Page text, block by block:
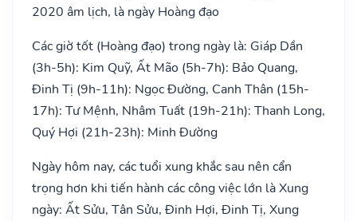
2020 âm lịch, là ngày Hoàng đạo
Các giờ tốt (Hoàng đạo) trong ngày là: Giáp Dần
(3h-5h): Kim Quỹ, Ất Mão (5h-7h): Bảo Quang,
Đinh Tị (9h-11h): Ngọc Đường, Canh Thân (15h-
17h): Tư Mệnh, Nhâm Tuất (19h-21h): Thanh Long,
Quý Hợi (21h-23h): Minh Đường
Ngày hôm nay, các tuổi xung khắc sau nên cẩn
trọng hơn khi tiến hành các công việc lớn là Xung
ngày: Ất Sửu, Tân Sửu, Đinh Hợi, Đinh Tị, Xung